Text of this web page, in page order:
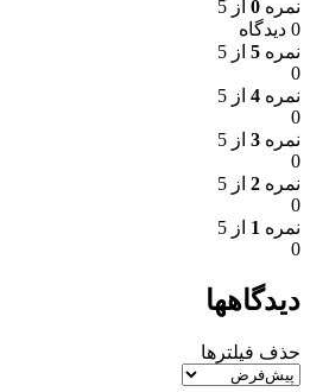
نمره 0 از 5
0 دیدگاه
نمره 5 از 5
0
نمره 4 از 5
0
نمره 3 از 5
0
نمره 2 از 5
0
نمره 1 از 5
0
دیدگاهها
حذف فیلترها